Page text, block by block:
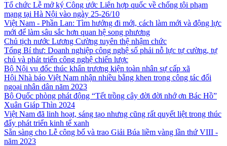
Tổ chức Lễ mở ký Công ước Liên hợp quốc về chống tội phạm
mạng tại Hà Nội vào ngày 25-26/10
Việt Nam - Phần Lan: Tìm hướng đi mới, cách làm mới và động lực
mới để làm sâu sắc hơn quan hệ song phương
Chủ tịch nước Lương Cường tuyên thệ nhậm chức
Tổng Bí thư: Doanh nghiệp công nghệ số phải nỗ lực tự cường, tự
chủ và phát triển công nghệ chiến lược
Bộ Nội vụ đốc thúc khẩn trương kiện toàn nhân sự cấp xã
Hội Nhà báo Việt Nam nhận nhiều bằng khen trong công tác đối
ngoại nhân dân năm 2023
Bộ Quốc phòng phát động “Tết trồng cây đời đời nhớ ơn Bác Hồ”
Xuân Giáp Thìn 2024
Việt Nam đã linh hoạt, sáng tạo nhưng cũng rất quyết liệt trong thúc
đẩy phát triển kinh tế xanh
Sẵn sàng cho Lễ công bố và trao Giải Búa liềm vàng lần thứ VIII -
năm 2023